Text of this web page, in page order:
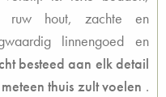
ruw hout, zachte en
linnengoed en
besteed aan elk detail
thuis zult voelen .